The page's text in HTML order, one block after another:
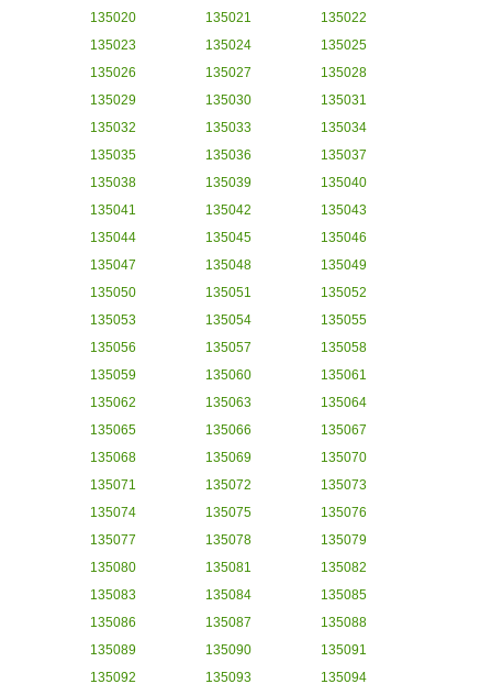
135020
135021
135022
135023
135024
135025
135026
135027
135028
135029
135030
135031
135032
135033
135034
135035
135036
135037
135038
135039
135040
135041
135042
135043
135044
135045
135046
135047
135048
135049
135050
135051
135052
135053
135054
135055
135056
135057
135058
135059
135060
135061
135062
135063
135064
135065
135066
135067
135068
135069
135070
135071
135072
135073
135074
135075
135076
135077
135078
135079
135080
135081
135082
135083
135084
135085
135086
135087
135088
135089
135090
135091
135092
135093 135094